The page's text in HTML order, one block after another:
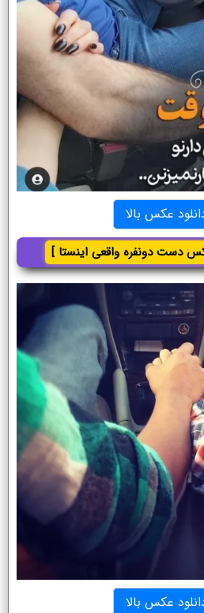
عکس بالا
دست دونفره واقعی اینستا ]
عکس بالا